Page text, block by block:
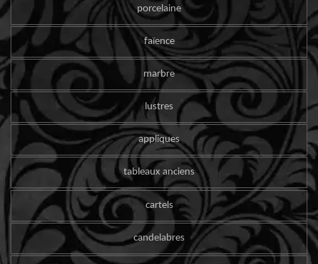
porcelaine
faïence
marbre
lustres
appliques
tableaux anciens
cartels
candelabres